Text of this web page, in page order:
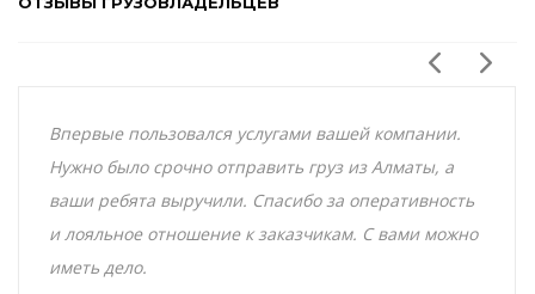
Впервые пользовался услугами вашей компании.
Нужно было срочно отправить груз из Алматы, а
ваши ребята выручили. Спасибо за оперативность
и лояльное отношение к заказчикам. С вами можно
иметь дело.